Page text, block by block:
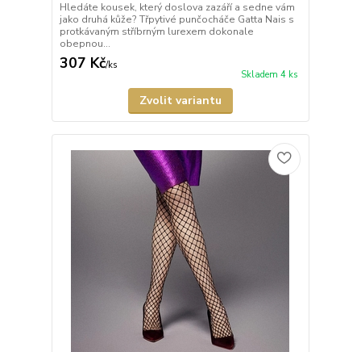
Hledáte kousek, který doslova zazáří a sedne vám
jako druhá kůže? Třpytivé punčocháče Gatta Nais s
protkávaným stříbrným lurexem dokonale
obepnou...
307 Kč/ks
Skladem 4 ks
Zvolit variantu